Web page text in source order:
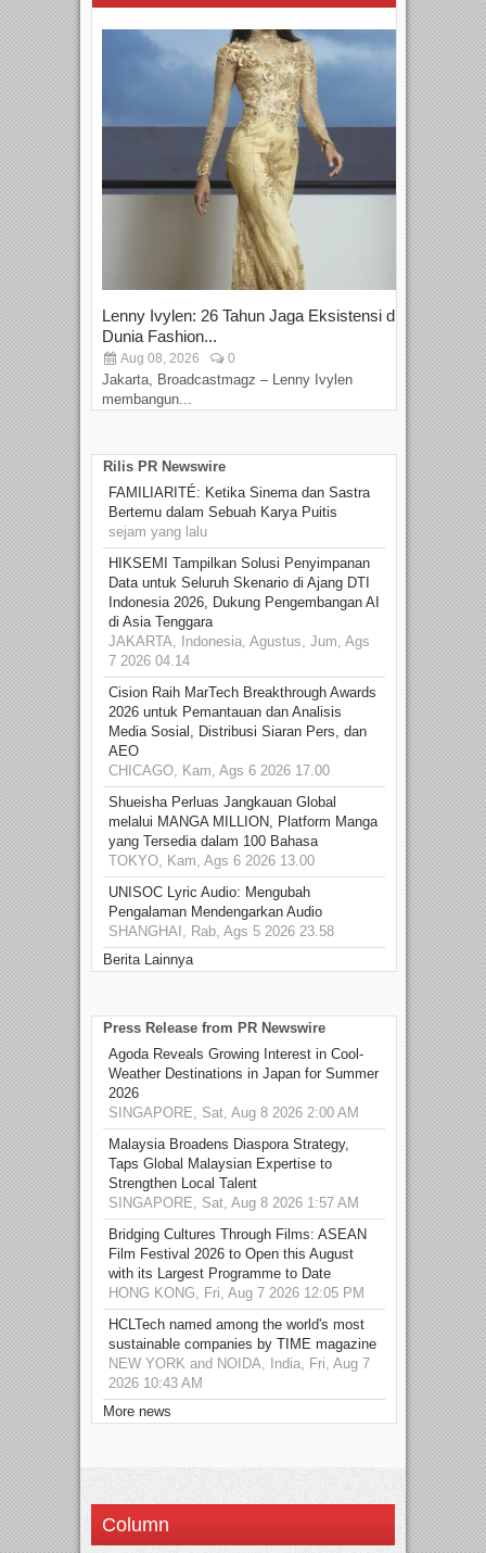
Lenny Ivylen: 26 Tahun Jaga Eksistensi di
Dunia Fashion...
Aug 08, 2026 0
Jakarta, Broadcastmagz – Lenny Ivylen
membangun...
Rilis PR Newswire
FAMILIARITÉ: Ketika Sinema dan Sastra
Bertemu dalam Sebuah Karya Puitis
sejam yang lalu
HIKSEMI Tampilkan Solusi Penyimpanan
Data untuk Seluruh Skenario di Ajang DTI
Indonesia 2026, Dukung Pengembangan AI
di Asia Tenggara
JAKARTA, Indonesia, Agustus, Jum, Ags
7 2026 04.14
Cision Raih MarTech Breakthrough Awards
2026 untuk Pemantauan dan Analisis
Media Sosial, Distribusi Siaran Pers, dan
AEO
CHICAGO, Kam, Ags 6 2026 17.00
Shueisha Perluas Jangkauan Global
melalui MANGA MILLION, Platform Manga
yang Tersedia dalam 100 Bahasa
TOKYO, Kam, Ags 6 2026 13.00
UNISOC Lyric Audio: Mengubah
Pengalaman Mendengarkan Audio
SHANGHAI, Rab, Ags 5 2026 23.58
Berita Lainnya
Press Release from PR Newswire
Agoda Reveals Growing Interest in Cool-
Weather Destinations in Japan for Summer
2026
SINGAPORE, Sat, Aug 8 2026 2:00 AM
Malaysia Broadens Diaspora Strategy,
Taps Global Malaysian Expertise to
Strengthen Local Talent
SINGAPORE, Sat, Aug 8 2026 1:57 AM
Bridging Cultures Through Films: ASEAN
Film Festival 2026 to Open this August
with its Largest Programme to Date
HONG KONG, Fri, Aug 7 2026 12:05 PM
HCLTech named among the world's most
sustainable companies by TIME magazine
NEW YORK and NOIDA, India, Fri, Aug 7
2026 10:43 AM
More news
Column